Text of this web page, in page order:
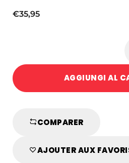
€35,95
AGGIUNGI AL
COMPARER
AJOUTER AUX